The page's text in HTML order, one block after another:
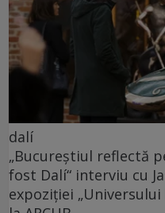
dalí
„Bucureștiul reflectă
fost Dalí“ interviu cu
expoziției